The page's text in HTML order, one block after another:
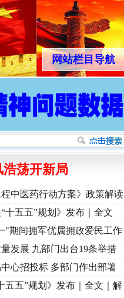
网站栏目导航
浩荡开新局
程中医药行动方案》政策解读
十五五”规划》发布｜全文
"期间拥军优属拥政爱民工作
发展 九部门出台19条举措
心招投标 多部门作出部署
五五”规划》发布｜全文｜解